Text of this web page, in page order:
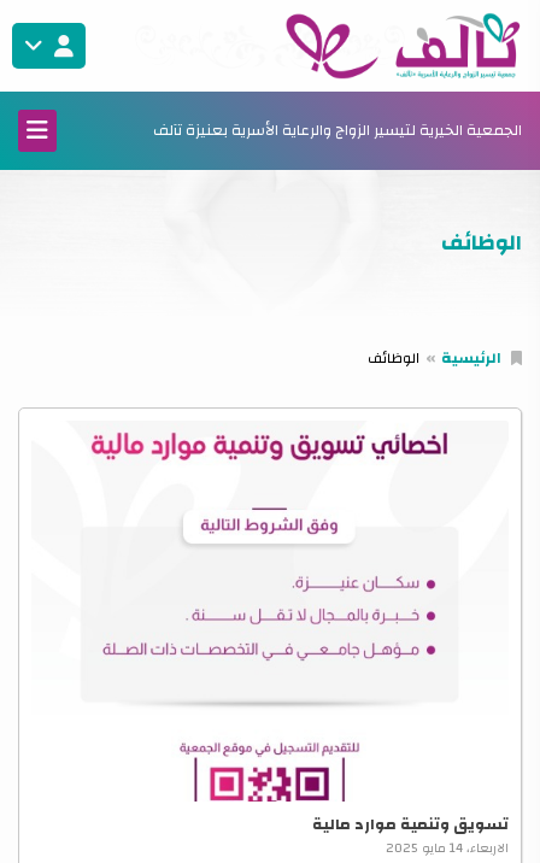
الجمعية الخيرية لتيسير الزواج والرعاية الأسرية بعنيزة تآلف
الوظائف
الرئيسية الوظائف
تسويق وتنمية موارد مالية
الاربعاء، 14 مايو 2025